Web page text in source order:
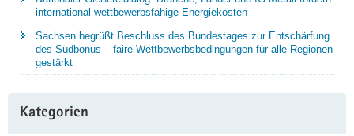
international wettbewerbsfähige Energiekosten
Sachsen begrüßt Beschluss des Bundestages zur Entschärfung
des Südbonus – faire Wettbewerbsbedingungen für alle Regionen
gestärkt
Kategorien